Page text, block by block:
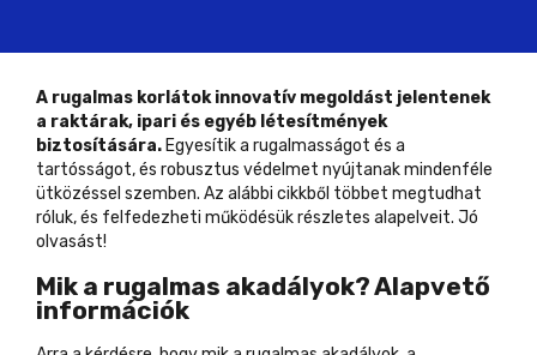
A rugalmas korlátok innovatív megoldást jelentenek
a raktárak, ipari és egyéb létesítmények
biztosítására. Egyesítik a rugalmasságot és a
tartósságot, és robusztus védelmet nyújtanak mindenféle
ütközéssel szemben. Az alábbi cikkből többet megtudhat
róluk, és felfedezheti működésük részletes alapelveit. Jó
olvasást!
Mik a rugalmas akadályok? Alapvető
információk